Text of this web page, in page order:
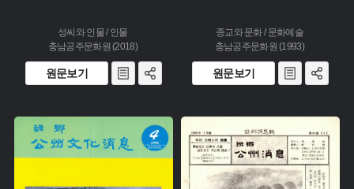
성씨와 인물 / 인물
충남공주문화원 (2018)
원문보기
종교와 문화 / 문화예술
충남공주문화원 (1993)
원문보기
주제 :
유형 :